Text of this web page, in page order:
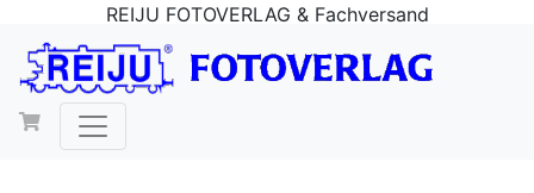
REIJU FOTOVERLAG & Fachversand